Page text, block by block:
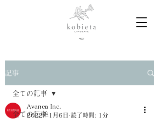
記事
全ての記事
全ての記事
Avanca Inc.
2022年1月6日 読了時間: 1分